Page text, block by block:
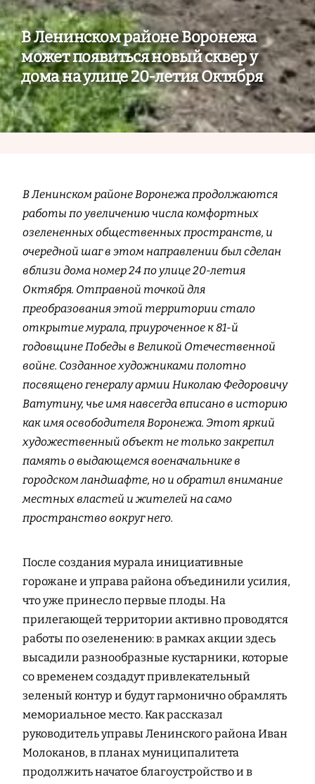
В Ленинском районе Воронежа
может появиться новый сквер у
дома на улице 20-летия Октября
В Ленинском районе Воронежа продолжаются
работы по увеличению числа комфортных
озелененных общественных пространств, и
очередной шаг в этом направлении был сделан
вблизи дома номер 24 по улице 20-летия
Октября. Отправной точкой для
преобразования этой территории стало
открытие мурала, приуроченное к 81-й
годовщине Победы в Великой Отечественной
войне. Созданное художниками полотно
посвящено генералу армии Николаю Федоровичу
Ватутину, чье имя навсегда вписано в историю
как имя освободителя Воронежа. Этот яркий
художественный объект не только закрепил
память о выдающемся военачальнике в
городском ландшафте, но и обратил внимание
местных властей и жителей на само
пространство вокруг него.
После создания мурала инициативные
горожане и управа района объединили усилия,
что уже принесло первые плоды. На
прилегающей территории активно проводятся
работы по озеленению: в рамках акции здесь
высадили разнообразные кустарники, которые
со временем создадут привлекательный
зеленый контур и будут гармонично обрамлять
мемориальное место. Как рассказал
руководитель управы Ленинского района Иван
Молоканов, в планах муниципалитета
продолжить начатое благоустройство и в